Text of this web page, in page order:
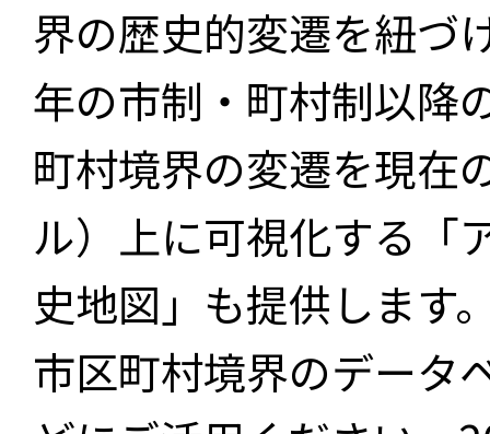
界の歴史的変遷を紐づ
年の市制・町村制以降
町村境界の変遷を現在
ル）上に可視化する「
史地図」も提供します
市区町村境界のデータ